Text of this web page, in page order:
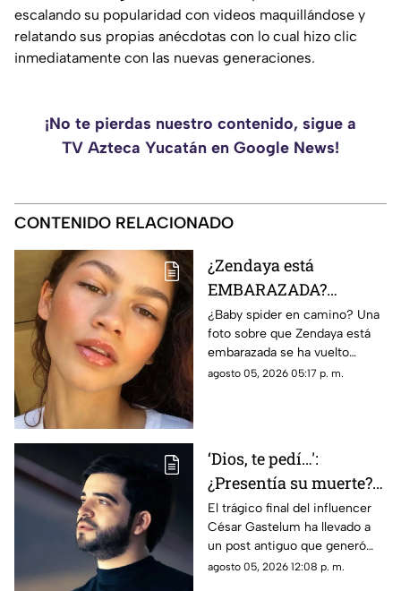
escalando su popularidad con videos maquillándose y
relatando sus propias anécdotas con lo cual hizo clic
inmediatamente con las nuevas generaciones.
¡No te pierdas nuestro contenido, sigue a
TV Azteca Yucatán en Google News!
CONTENIDO RELACIONADO
¿Zendaya está
EMBARAZADA?
Fotografía con
avanzado estado de
gestación se vuelve
viral
¿Baby spider en camino? Una
foto sobre que Zendaya está
embarazada se ha vuelto
tendencia en redes sociales.
agosto 05, 2026 05:17 p. m.
‘Dios, te pedí…':
¿Presentía su muerte?
Post de tiktoker César
Gastelum causa
ALARMA en redes
(+Foto)
El trágico final del influencer
César Gastelum ha llevado a
un post antiguo que generó
dudas entre sus seguidores.
agosto 05, 2026 12:08 p. m.